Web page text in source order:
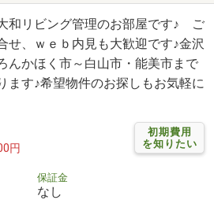
和リビング管理のお部屋です♪ ご
せ、ｗｅｂ内見も大歓迎です♪金沢
んかほく市～白山市・能美市まで
ます♪希望物件のお探しもお気軽に
初期費用
を知りたい
円
保証金
なし